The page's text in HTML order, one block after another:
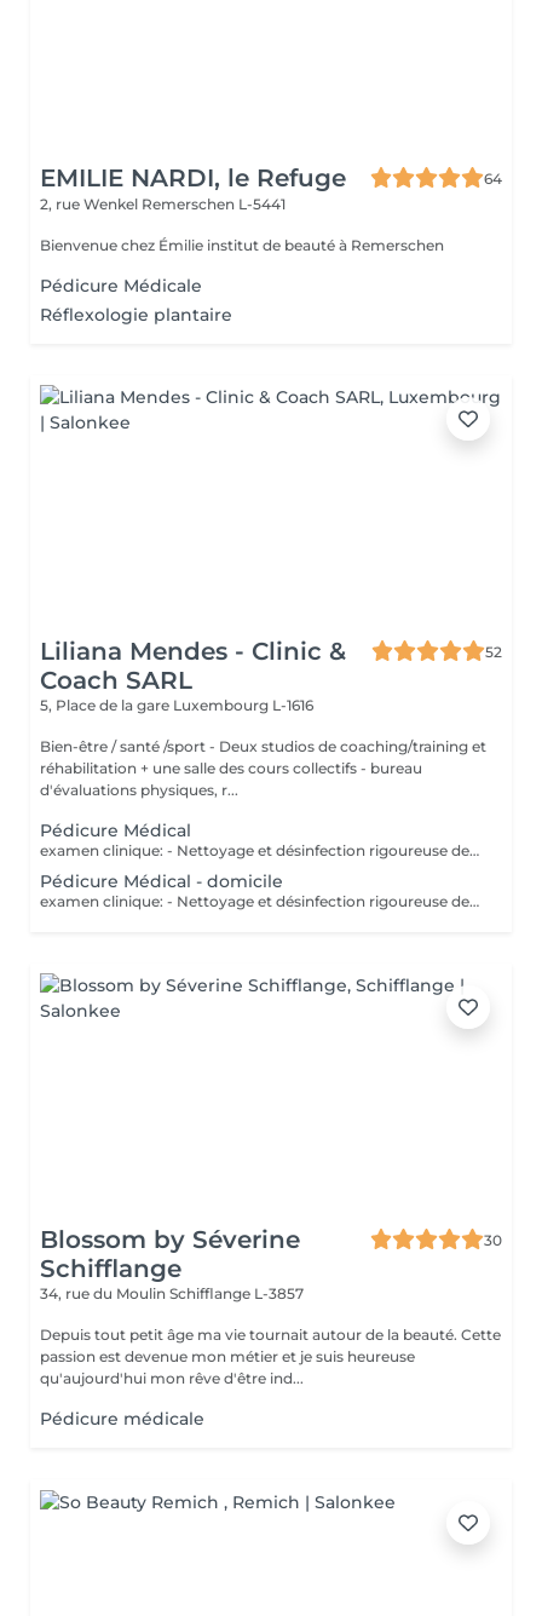
EMILIE NARDI, le Refuge
64
2, rue Wenkel Remerschen L-5441
Bienvenue chez Émilie institut de beauté à Remerschen
Pédicure Médicale
Réflexologie plantaire
Liliana Mendes - Clinic &
Coach SARL
52
5, Place de la gare Luxembourg L-1616
Bien-être / santé /sport - Deux studios de coaching/training et
réhabilitation + une salle des cours collectifs - bureau
d'évaluations physiques, r...
Pédicure Médical
examen clinique: - Nettoyage et désinfection rigoureuse des pieds - soin des ongles: coupe correct, fraisage ( diminution de l`épaisseur) et nettoyage des sillons pour prévenir les ongles incarnés. - traitement des callosités rdv chez 691 60 25 60 ou clinic.coach@lilianamendes.eu
Pédicure Médical - domicile
examen clinique: - Nettoyage et désinfection rigoureuse des pieds - soin des ongles: coupe correct, fraisage ( diminution de l`épaisseur) et nettoyage des sillons pour prévenir les ongles incarnés. - traitement des callosités rdv chez 691 60 25 60 ou clinic.coach@lilianamendes.eu
Blossom by Séverine
Schifflange
30
34, rue du Moulin Schifflange L-3857
Depuis tout petit âge ma vie tournait autour de la beauté. Cette
passion est devenue mon métier et je suis heureuse
qu'aujourd'hui mon rêve d'être ind...
Pédicure médicale